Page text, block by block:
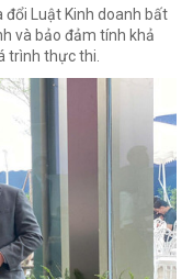
đổi Luật Kinh doanh bất
và bảo đảm tính khả
trình thực thi.